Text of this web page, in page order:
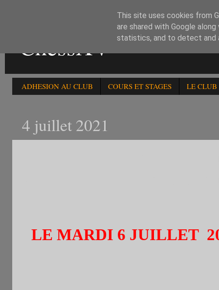
ChessXV
ADHESION AU CLUB COURS ET STAGES LE CLUB
4 juillet 2021
LE MARDI 6 JUILLET
This site uses cookies from
are shared with Google
statistics, and to detect and